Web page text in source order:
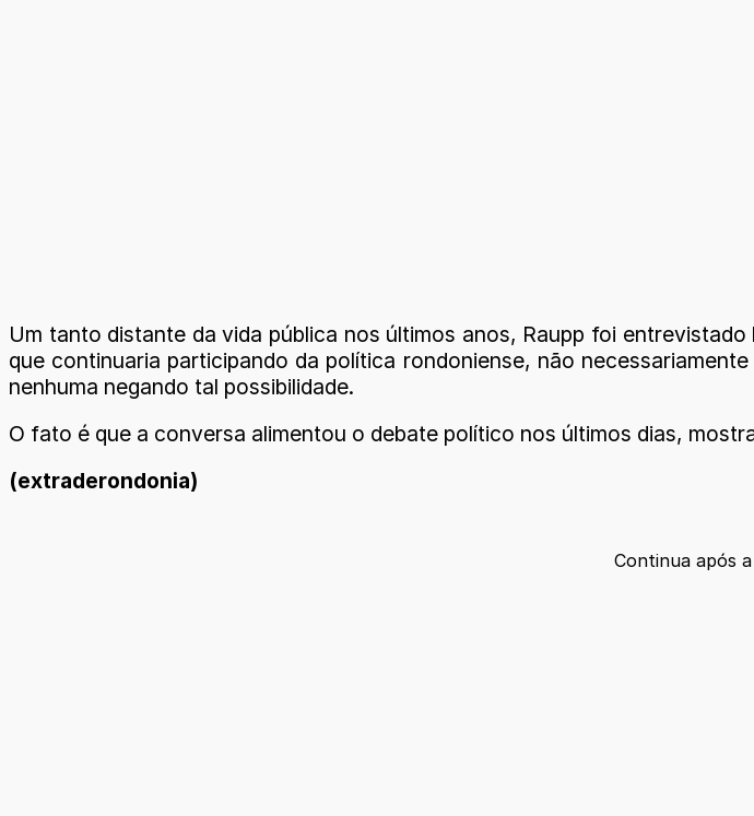
Um tanto distante da vida pública nos últimos anos, Raupp foi
que continuaria participando da política rondoniense, não
nenhuma negando tal possibilidade.
O fato é que a conversa alimentou o debate político nos últimos dias,
(extraderondonia)
Continua após